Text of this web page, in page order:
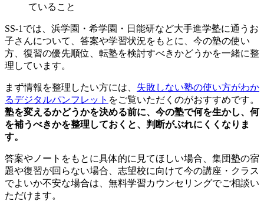
ていること
SS-1では、浜学園・希学園・日能研など大手進学塾に通うお
子さんについて、答案や学習状況をもとに、今の塾の使い
方、復習の優先順位、転塾を検討すべきかどうかを一緒に整
理しています。
まず情報を整理したい方には、 失敗しない塾の使い方がわか
るデジタルパンフレット をご覧いただくのがおすすめです。
塾を変えるかどうかを決める前に、今の塾で何を生かし、何
を補うべきかを整理しておくと、判断がぶれにくくなりま
す。
答案やノートをもとに具体的に見てほしい場合、集団塾の宿
題や復習が回らない場合、志望校に向けて今の講座・クラス
でよいか不安な場合は、無料学習カウンセリングでご相談い
ただけます。